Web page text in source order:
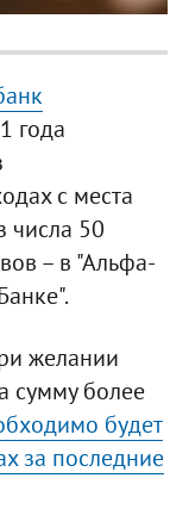
года
с места
числа 50
– в "Альфа-
желании
сумму более
будет
за последние